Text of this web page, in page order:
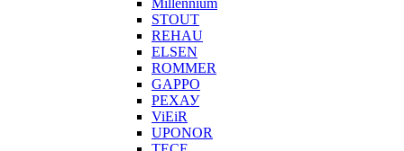
Millennium
STOUT
REHAU
ELSEN
ROMMER
GAPPO
РЕХАУ
ViEiR
UPONOR